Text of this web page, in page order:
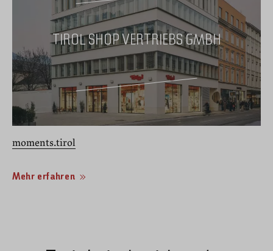
TIROL SHOP VERTRIEBS GMBH
moments.tirol
Mehr erfahren